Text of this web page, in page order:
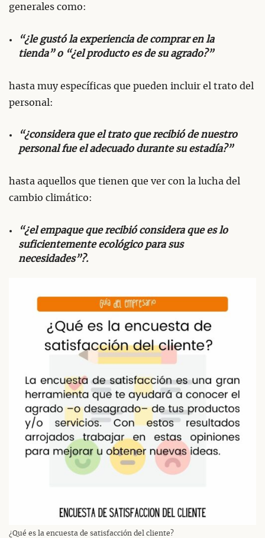
generales como:
“¿le gustó la experiencia de comprar en la
tienda” o “¿el producto es de su agrado?”
hasta muy específicas que pueden incluir el trato del
personal:
“¿considera que el trato que recibió de nuestro
personal fue el adecuado durante su estadía?”
hasta aquellos que tienen que ver con la lucha del
cambio climático:
“¿el empaque que recibió considera que es lo
suficientemente ecológico para sus
necesidades”?.
¿Qué es la encuesta de satisfacción del cliente?